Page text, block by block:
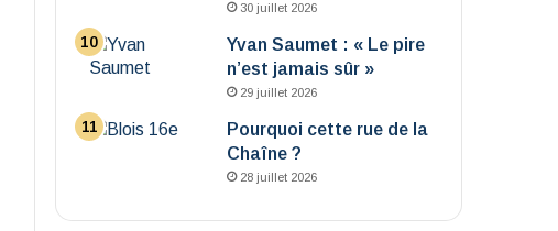
30 juillet 2026
Yvan Saumet : « Le pire
n’est jamais sûr »
29 juillet 2026
Pourquoi cette rue de la
Chaîne ?
28 juillet 2026